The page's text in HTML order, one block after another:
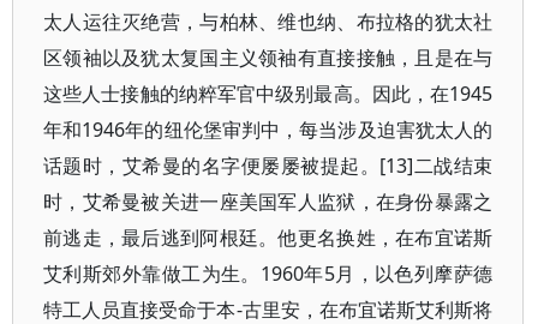
太人运往灭绝营，与柏林、维也纳、布拉格的犹太社
区领袖以及犹太复国主义领袖有直接接触，且是在与
这些人士接触的纳粹军官中级别最高。因此，在1945
年和1946年的纽伦堡审判中，每当涉及迫害犹太人的
话题时，艾希曼的名字便屡屡被提起。[13]二战结束
时，艾希曼被关进一座美国军人监狱，在身份暴露之
前逃走，最后逃到阿根廷。他更名换姓，在布宜诺斯
艾利斯郊外靠做工为生。1960年5月，以色列摩萨德
特工人员直接受命于本-古里安，在布宜诺斯艾利斯将